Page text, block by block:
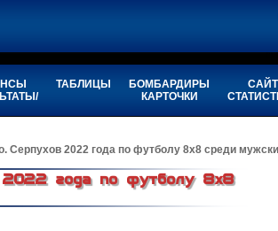
ТАБЛИЦЫ
БОМБАРДИРЫ
КАРТОЧКИ
САЙТ
Серпухов 2022 года по футболу 8х8 среди
2022 года по футболу 8х8